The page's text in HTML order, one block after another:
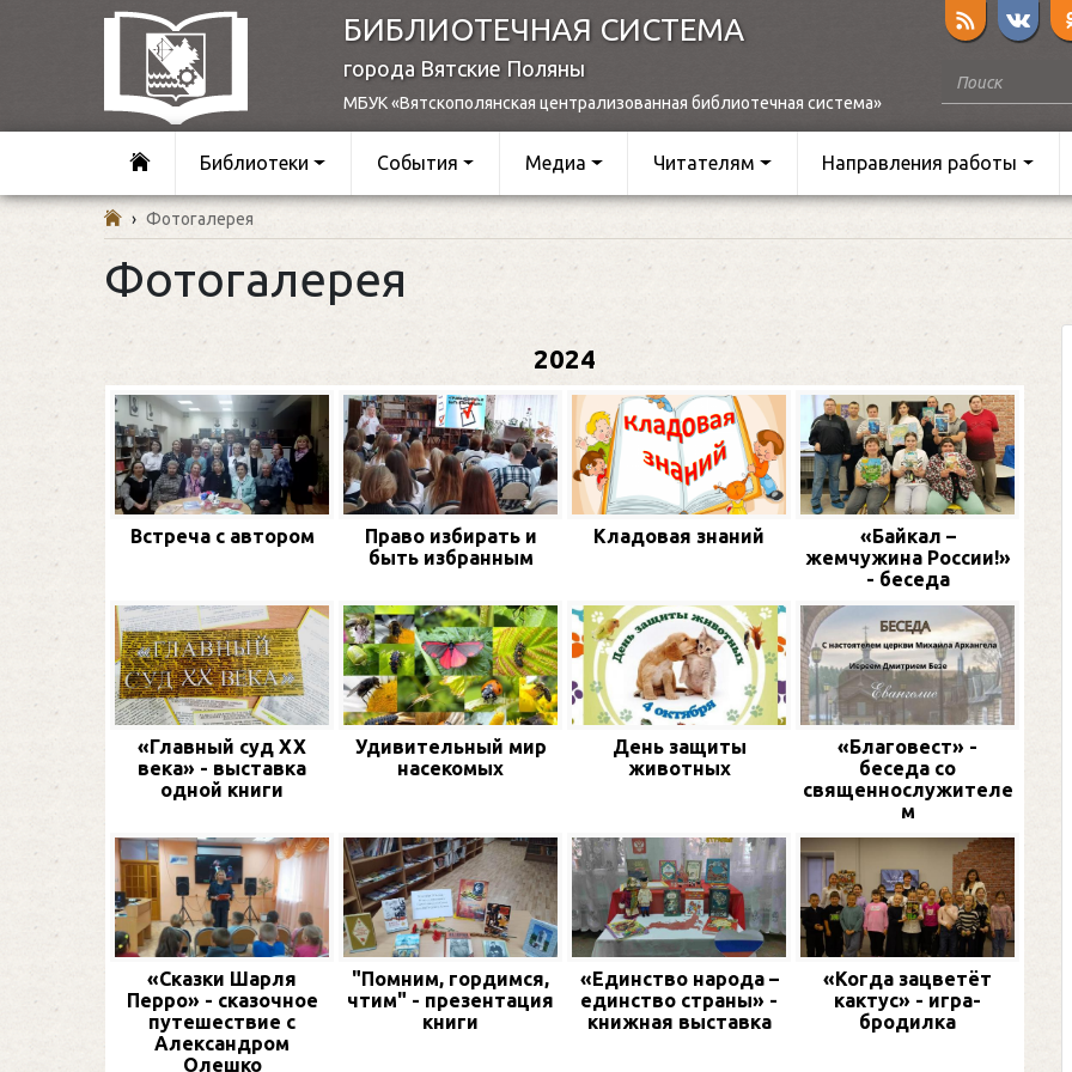
БИБЛИОТЕЧНАЯ СИСТЕМА
города Вятские Поляны
МБУК «Вятскополянская централизованная библиотечная система»
Библиотеки События Медиа Читателям Направления работы
› Фотогалерея
Фотогалерея
2024
Встреча с автором
Право избирать и
быть избранным
Кладовая знаний
«Байкал –
жемчужина России!»
- беседа
«Главный суд XX
века» - выставка
одной книги
Удивительный мир
насекомых
День защиты
животных
«Благовест» -
беседа со
священнослужителе
м
«Сказки Шарля
Перро» - сказочное
путешествие с
Александром
Олешко
"Помним, гордимся,
чтим" - презентация
книги
«Единство народа –
единство страны» -
книжная выставка
«Когда зацветёт
кактус» - игра-
бродилка